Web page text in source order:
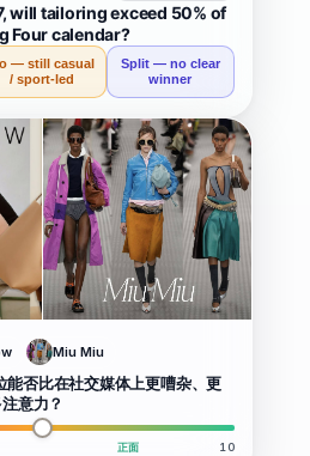
will tailoring exceed 50% of
Four calendar?
— still casual
/ sport-led
Split — no clear
winner
Miu Miu
能否比在社交媒体上更嘈杂、更
意力？
正面 10